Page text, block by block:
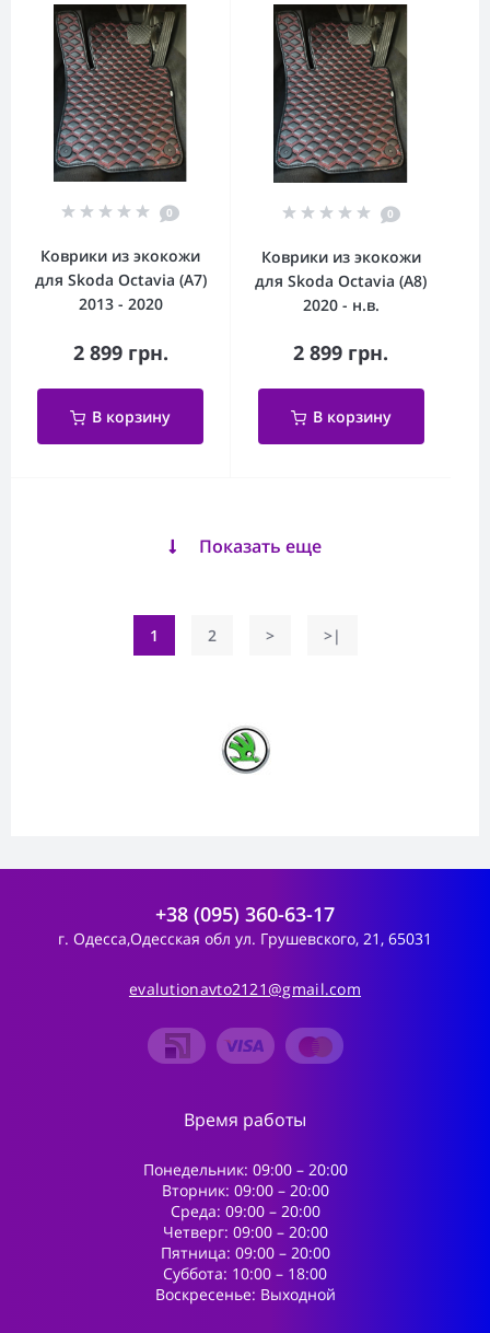
0
Коврики из экокожи
для Skoda Octavia (A7)
2013 - 2020
2 899 грн.
В корзину
0
Коврики из экокожи
для Skoda Octavia (A8)
2020 - н.в.
2 899 грн.
В корзину
Показать еще
1 2 > >|
+38 (095) 360-63-17
г. Одесса,Одесская обл ул. Грушевского, 21, 65031
evalutionavto2121@gmail.com
Время работы
Понедельник: 09:00 – 20:00
Вторник: 09:00 – 20:00
Среда: 09:00 – 20:00
Четверг: 09:00 – 20:00
Пятница: 09:00 – 20:00
Суббота: 10:00 – 18:00
Воскресенье: Выходной